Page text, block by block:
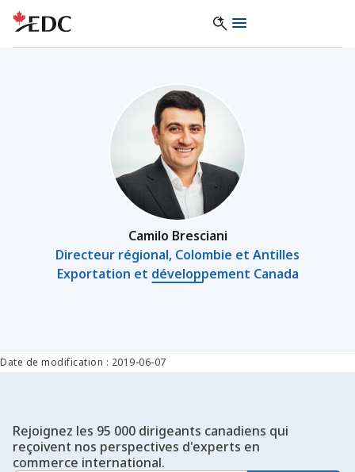
Camilo Bresciani
Directeur régional, Colombie et Antilles
Exportation et développement Canada
Date de modification : 2019-06-07
Rejoignez les 95 000 dirigeants canadiens qui
reçoivent nos perspectives d'experts en
commerce international.